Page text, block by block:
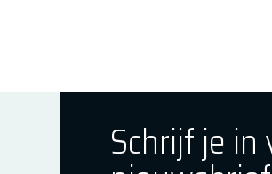
Schrijf je in